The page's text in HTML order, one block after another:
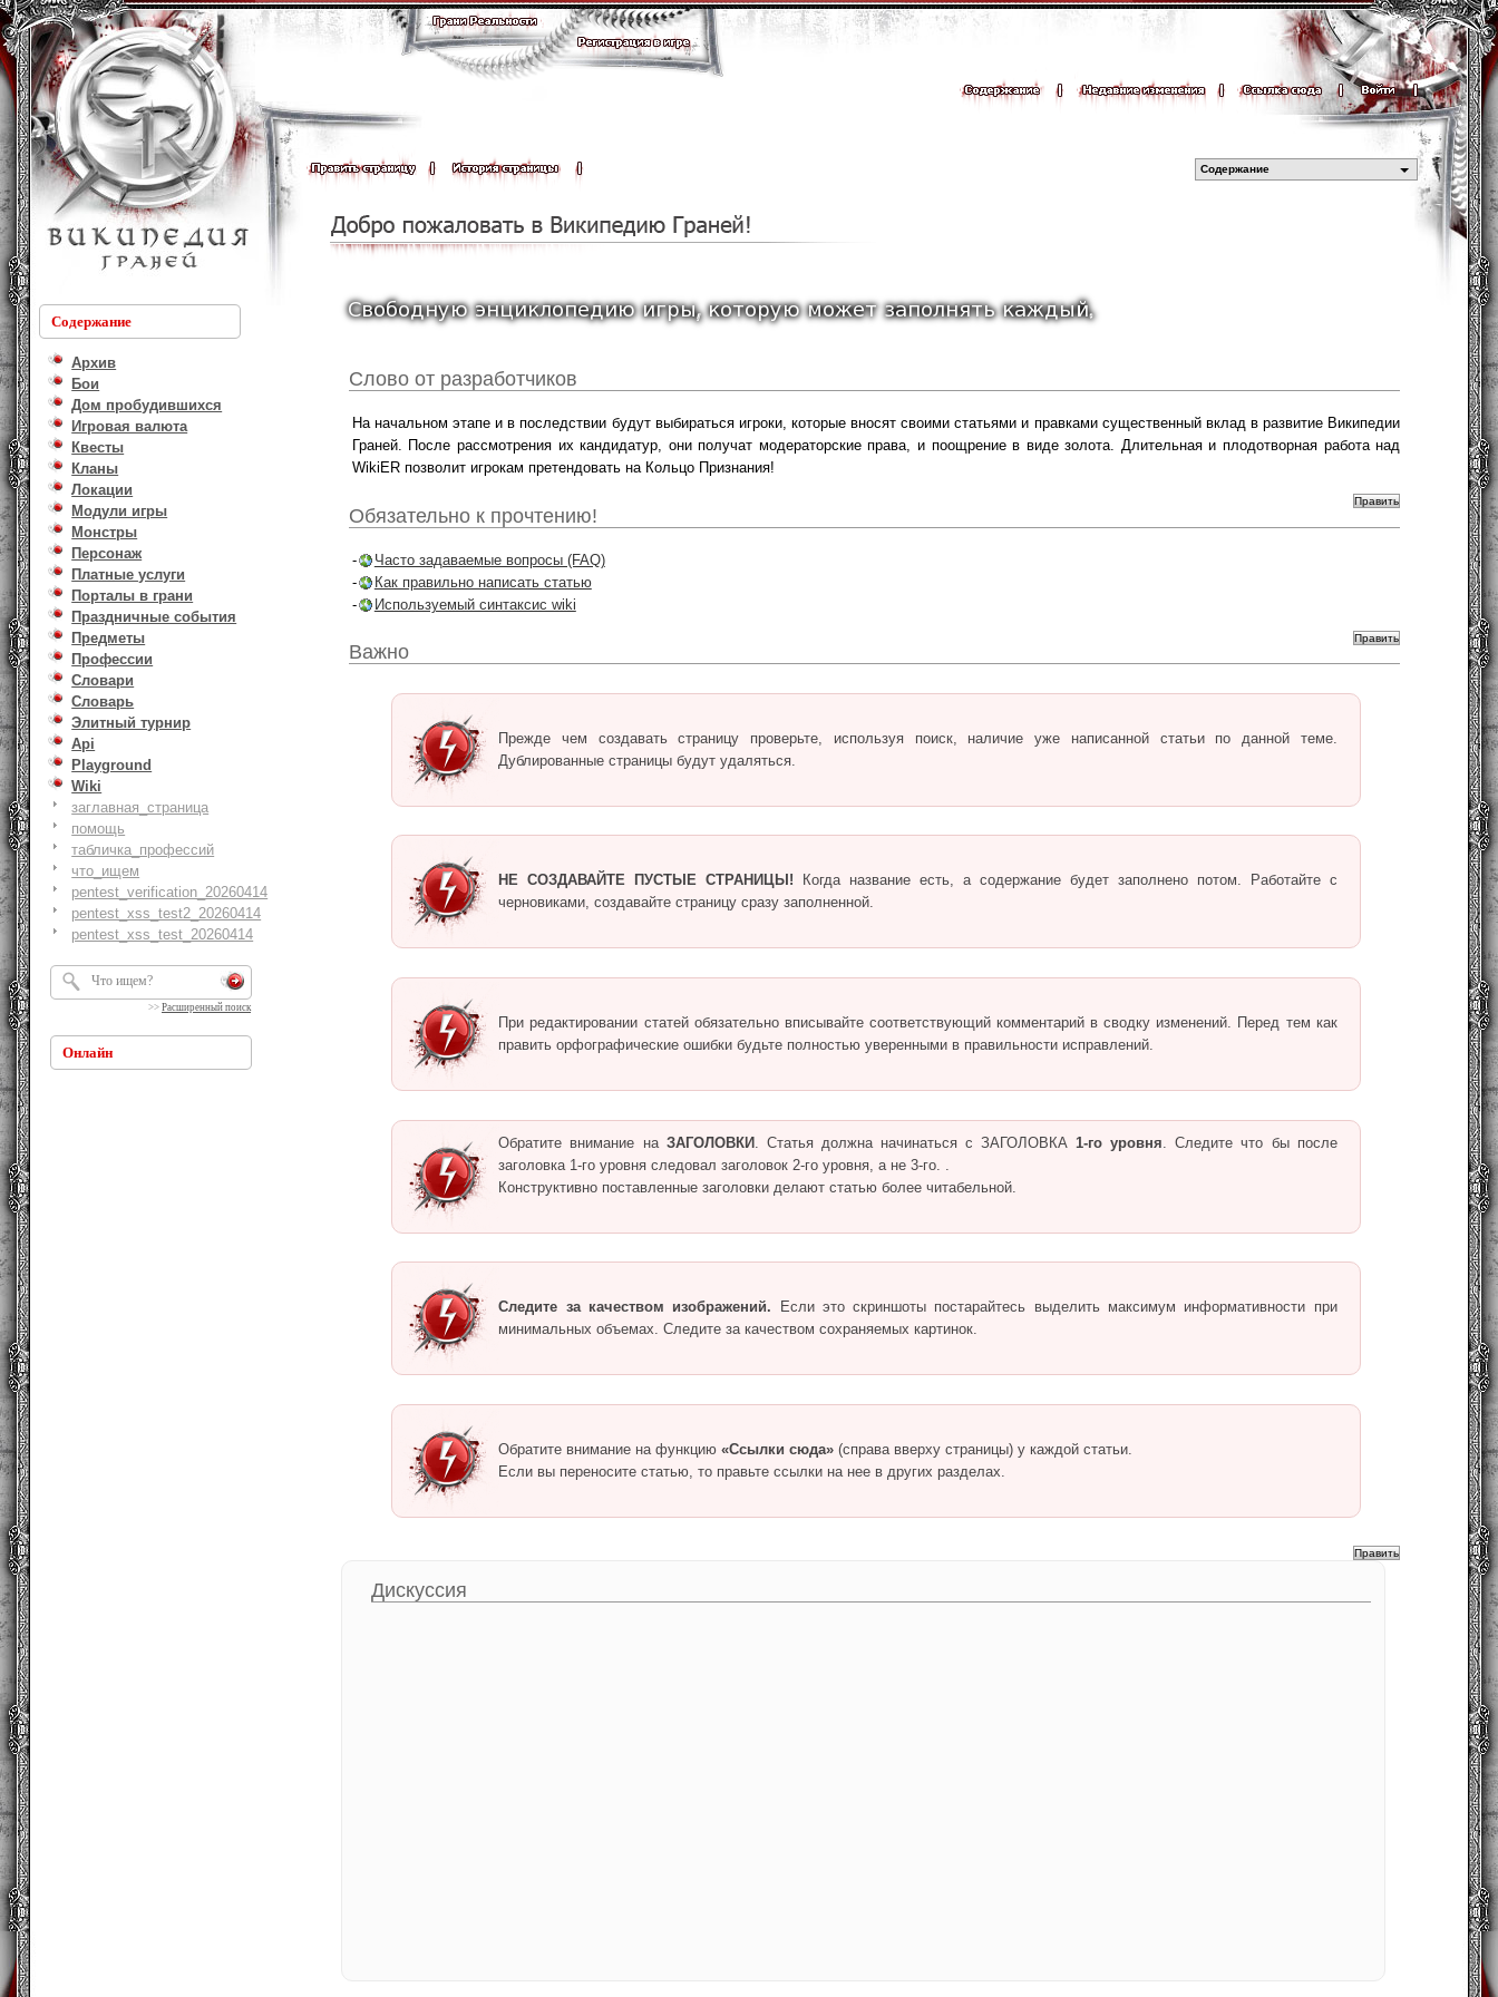
Содержание
Архив
Бои
Дом пробудившихся
Игровая валюта
Квесты
Кланы
Локации
Модули игры
Монстры
Персонаж
Платные услуги
Порталы в грани
Праздничные события
Предметы
Профессии
Словари
Словарь
Элитный турнир
Api
Playground
Wiki
заглавная_страница
помощь
табличка_профессий
что_ищем
pentest_verification_20260414
pentest_xss_test2_20260414
pentest_xss_test_20260414
>> Расширенный поиск
Онлайн
Содержание
Слово от разработчиков
На начальном этапе и в последствии будут выбираться игроки, которые вносят своими статьями и правками существенный вклад в развитие Википедии
Граней. После рассмотрения их кандидатур, они получат модераторские права, и поощрение в виде золота. Длительная и плодотворная работа над
WikiER позволит игрокам претендовать на Кольцо Признания!
Обязательно к прочтению!
-
Часто задаваемые вопросы (FAQ)
-
Как правильно написать статью
-
Используемый синтаксис wiki
Важно
Прежде чем создавать страницу проверьте, используя поиск, наличие уже написанной статьи по данной теме.
Дублированные страницы будут удаляться.
НЕ СОЗДАВАЙТЕ ПУСТЫЕ СТРАНИЦЫ! Когда название есть, а содержание будет заполнено потом. Работайте с
черновиками, создавайте страницу сразу заполненной.
При редактировании статей обязательно вписывайте соответствующий комментарий в сводку изменений. Перед тем как
править орфографические ошибки будьте полностью уверенными в правильности исправлений.
Обратите внимание на ЗАГОЛОВКИ. Статья должна начинаться с ЗАГОЛОВКА 1-го уровня . Следите что бы после
заголовка 1-го уровня следовал заголовок 2-го уровня, а не 3-го. .
Конструктивно поставленные заголовки делают статью более читабельной.
Следите за качеством изображений. Если это скриншоты постарайтесь выделить максимум информативности при
минимальных объемах. Следите за качеством сохраняемых картинок.
Обратите внимание на функцию«Ссылки сюда» (справа вверху страницы) у каждой статьи.
Если вы переносите статью, то правьте ссылки на нее в других разделах.
Дискуссия